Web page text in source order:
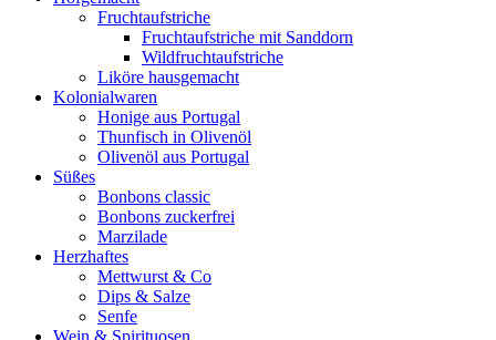
Fruchtaufstriche
Fruchtaufstriche mit Sanddorn
Wildfruchtaufstriche
Liköre hausgemacht
Kolonialwaren
Honige aus Portugal
Thunfisch in Olivenöl
Olivenöl aus Portugal
Süßes
Bonbons classic
Bonbons zuckerfrei
Marzilade
Herzhaftes
Mettwurst & Co
Dips & Salze
Senfe
Wein & Spirituosen